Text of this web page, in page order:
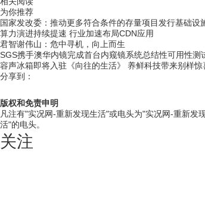
为你推荐
国家发改委：推动更多符合条件的存量项目发行基础设
算力演进持续提速 行业加速布局CDN应用
君智谢伟山：危中寻机，向上而生
SGS携手澳华内镜完成首台内窥镜系统总结性可用性测
容声冰箱即将入驻《向往的生活》 养鲜科技带来别样惊
分享到：
版权和免责申明
凡注有"实况网-重新发现生活"或电头为"实况网-重新
活"的电头。
关注